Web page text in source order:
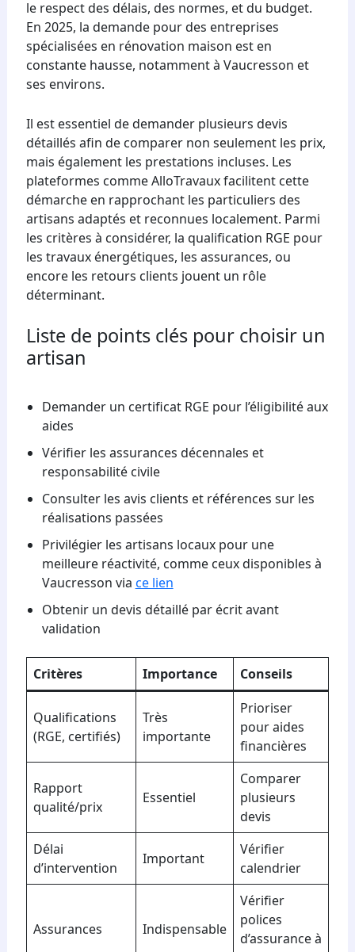
le respect des délais, des normes, et du budget.
En 2025, la demande pour des entreprises
spécialisées en rénovation maison est en
constante hausse, notamment à Vaucresson et
ses environs.
Il est essentiel de demander plusieurs devis
détaillés afin de comparer non seulement les prix,
mais également les prestations incluses. Les
plateformes comme AlloTravaux facilitent cette
démarche en rapprochant les particuliers des
artisans adaptés et reconnues localement. Parmi
les critères à considérer, la qualification RGE pour
les travaux énergétiques, les assurances, ou
encore les retours clients jouent un rôle
déterminant.
Liste de points clés pour choisir un
artisan
Demander un certificat RGE pour l’éligibilité aux
aides
Vérifier les assurances décennales et
responsabilité civile
Consulter les avis clients et références sur les
réalisations passées
Privilégier les artisans locaux pour une
meilleure réactivité, comme ceux disponibles à
Vaucresson via ce lien
Obtenir un devis détaillé par écrit avant
validation
Critères Importance Conseils
Qualifications
(RGE, certifiés)
Très
importante
Prioriser
pour aides
financières
Rapport
qualité/prix
Essentiel
Comparer
plusieurs
devis
Délai
d’intervention
Important
Vérifier
calendrier
Assurances Indispensable
Vérifier
polices
d’assurance à